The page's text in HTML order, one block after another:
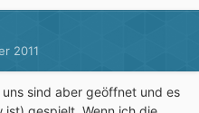
2011
uns sind aber geöffnet und es